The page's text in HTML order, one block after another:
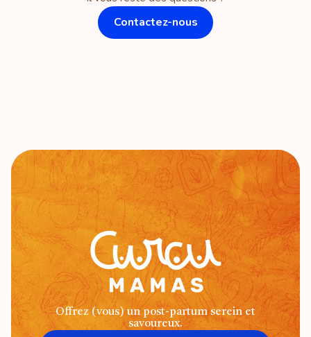
aucune. Je suis autonome.
Contactez-nous
Offrez (vous) un post-partum serein et
savoureux.